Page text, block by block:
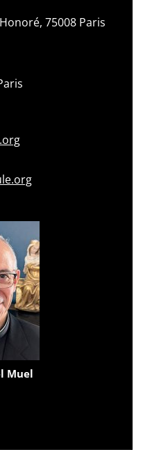
75008 Paris
Muel